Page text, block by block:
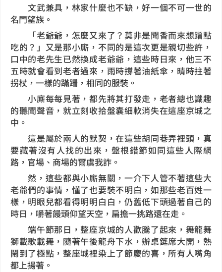
文武兼具，林家什麼也不缺，好一個不可一世的
名門望族。
「老爺爺，怎麼又來了？莫非是聞香而來想蹭點
吃的？」又是那小廝，不同的是這次更是親切些許，
口中的老先生已然換成老爺爺，這些時日來，他三不
五時就會看到老者過來，雨時撐著油紙傘，晴時拄著
拐杖，一樣的蹣跚，相同的服裝。
小廝每每見著，都先將其打發走，老者總也識趣
的聽聞聲音，就立刻收拾盤囊細軟消失在這座京城之
中。
這是屬於兩人的默契，在這些胡同巷弄裡頭，真
要藏著沒有人找的出來，盤根錯節如同這些人際網
路，官場、商場的爾虞我詐。
然，這些都與小廝無關，一介下人管不著這些大
老爺們的事情，懂了也要裝不明白，如那些老百姓一
樣，明眼兒都看得明明白白，仍舊低下頭過著自己的
時日，嚼著饅頭仰望天空，扁擔一挑路還在走。
端午節那日，整座京城的人歡騰了起來，舞龍舞
獅載歌載舞，隨著午後龍舟下水，辦桌筵席大開，熱
鬧到了極點，整座城裡染上了節慶的喜，所有人嘴角
都上揚著。